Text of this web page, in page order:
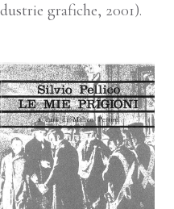
grafiche, 2001).